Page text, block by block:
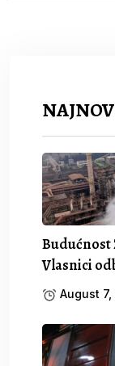
Budućnost
Vlasnici
August